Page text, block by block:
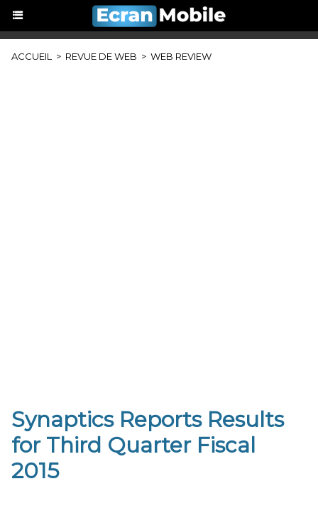
ACCUEIL > REVUE DE WEB > WEB REVIEW
Synaptics Reports Results
for Third Quarter Fiscal
2015